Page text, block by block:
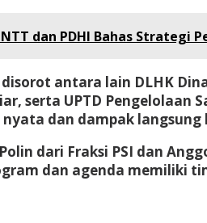
dan PDHI Bahas Strategi
antara lain DLHK
serta UPTD Pengelolaan
dan dampak
dari Fraksi PSI dan
dan agenda memiliki